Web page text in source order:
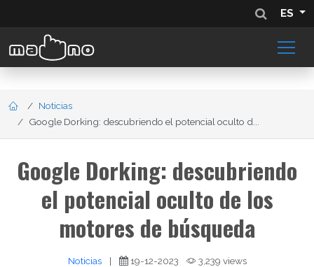
ES
Noticias
Google Dorking: descubriendo el potencial oculto d...
Google Dorking: descubriendo
el potencial oculto de los
motores de búsqueda
Noticias | 19-12-2023 3,239 views